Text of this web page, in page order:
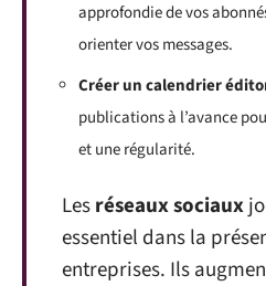
approfondie de vos
orienter vos messages.
Créer un calendrier
publications à l’avance
et une régularité.
Lesréseaux sociaux
essentiel dans la
entreprises. Ils